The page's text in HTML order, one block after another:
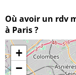
Où avoir un rdv
à Paris ?
+
−